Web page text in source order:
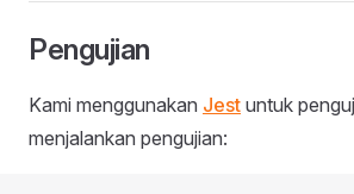
Pengujian
Kami menggunakan Jest untuk
menjalankan pengujian: